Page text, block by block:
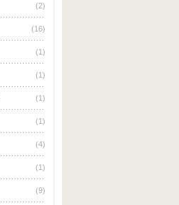
(2)
(16)
(1)
(1)
(1)
(1)
(4)
(1)
(9)